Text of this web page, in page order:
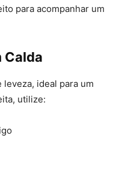
para acompanhar um
Calda
ideal para um
utilize: